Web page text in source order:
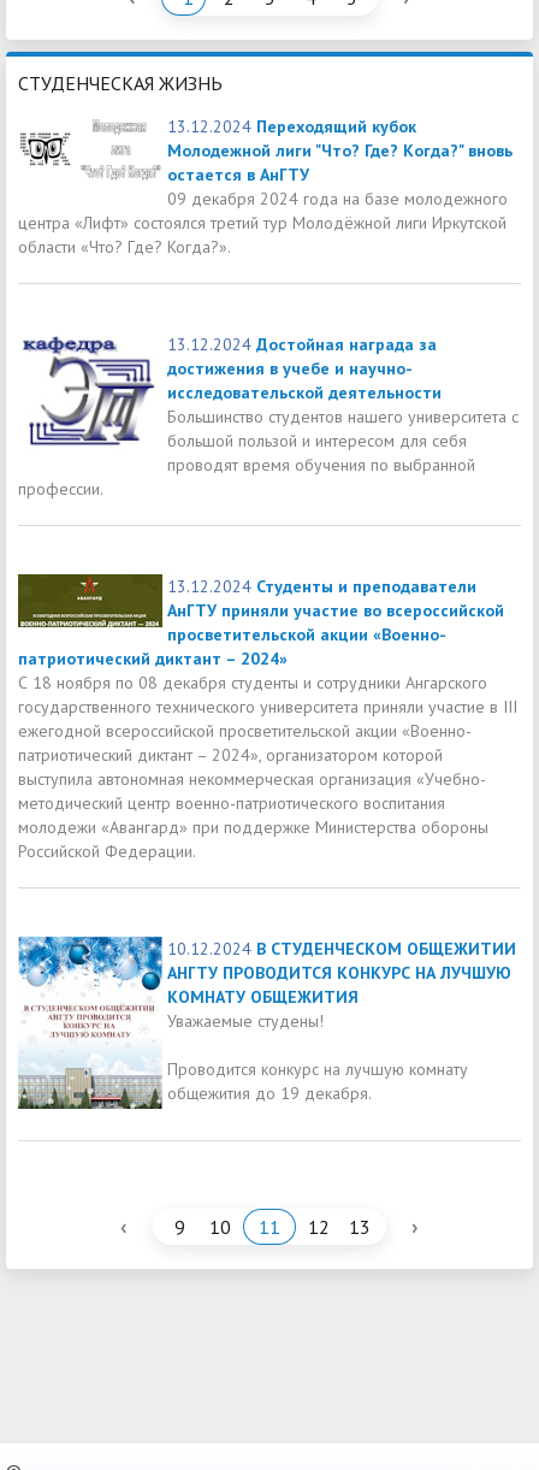
СТУДЕНЧЕСКАЯ ЖИЗНЬ
13.12.2024 Переходящий кубок
Молодежной лиги "Что? Где? Когда?" вновь
остается в АнГТУ
09 декабря 2024 года на базе молодежного
центра «Лифт» состоялся третий тур Молодёжной лиги Иркутской
области «Что? Где? Когда?».
13.12.2024 Достойная награда за
достижения в учебе и научно-
исследовательской деятельности
Большинство студентов нашего университета с
большой пользой и интересом для себя
проводят время обучения по выбранной
профессии.
13.12.2024 Студенты и преподаватели
АнГТУ приняли участие во всероссийской
просветительской акции «Военно-
патриотический диктант – 2024»
С 18 ноября по 08 декабря студенты и сотрудники Ангарского
государственного технического университета приняли участие в III
ежегодной всероссийской просветительской акции «Военно-
патриотический диктант – 2024», организатором которой
выступила автономная некоммерческая организация «Учебно-
методический центр военно-патриотического воспитания
молодежи «Авангард» при поддержке Министерства обороны
Российской Федерации.
10.12.2024 В СТУДЕНЧЕСКОМ ОБЩЕЖИТИИ
АНГТУ ПРОВОДИТСЯ КОНКУРС НА ЛУЧШУЮ
КОМНАТУ ОБЩЕЖИТИЯ
Уважаемые студены!
Проводится конкурс на лучшую комнату
общежития до 19 декабря.
‹ 9 10 11 12 13 ›